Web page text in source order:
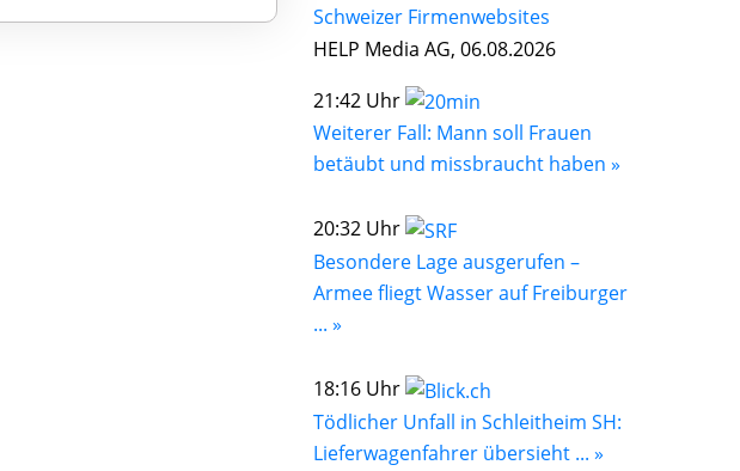
Schweizer Firmenwebsites
HELP Media AG, 06.08.2026
21:42 Uhr
Weiterer Fall: Mann soll Frauen
betäubt und missbraucht haben »
20:32 Uhr
Besondere Lage ausgerufen –
Armee fliegt Wasser auf Freiburger
... »
18:16 Uhr
Tödlicher Unfall in Schleitheim SH:
Lieferwagenfahrer übersieht ... »